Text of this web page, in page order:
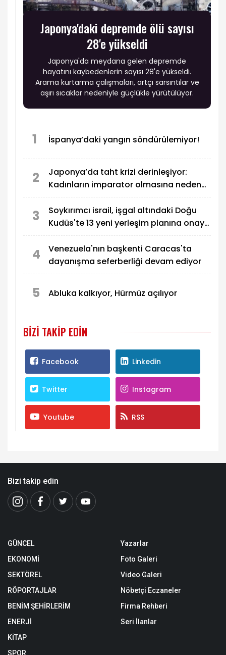
Japonya'daki depremde ölü sayısı
28'e yükseldi
Japonya'da meydana gelen depremde
hayatını kaybedenlerin sayısı 28'e yükseldi.
Arama kurtarma çalışmaları, artçı sarsıntılar ve
aşırı sıcaklar nedeniyle güçlükle yürütülüyor.
1 İspanya’daki yangın söndürülemiyor!
2
Japonya’da taht krizi derinleşiyor:
Kadınların imparator olmasına neden
3
Soykırımcı israil, işgal altındaki Doğu
Kudüs'te 13 yeni yerleşim planına onay
4
Venezuela'nın başkenti Caracas'ta
dayanışma seferberliği devam ediyor
5 Abluka kalkıyor, Hürmüz açılıyor
BIZI TAKIP EDIN
Facebook Linkedin
Twitter Instagram
Youtube RSS
Bizi takip edin
GÜNCEL
EKONOMİ
SEKTÖREL
RÖPORTAJLAR
BENİM ŞEHİRLERİM
ENERJİ
KİTAP
SPOR
Yazarlar
Foto Galeri
Video Galeri
Nöbetçi Eczaneler
Firma Rehberi
Seri İlanlar